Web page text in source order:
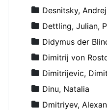
Desnitsky, Andrej
Dettling, Julian,
Didymus der
Dimitrij von
Dimitrijevic,
Dinu, Natalia
Dmitriyev,